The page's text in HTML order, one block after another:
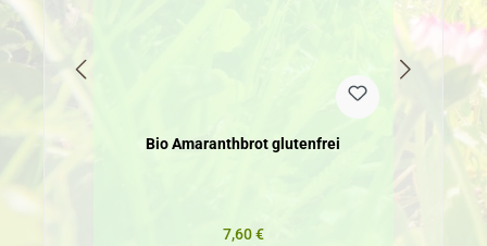
Bio Amaranthbrot glutenfrei
Regulärer Preis:
7,60 €